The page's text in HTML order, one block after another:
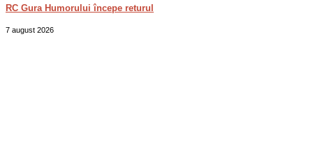
RC Gura Humorului începe returul
7 august 2026